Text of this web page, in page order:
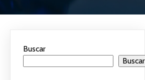
Buscar
Buscar